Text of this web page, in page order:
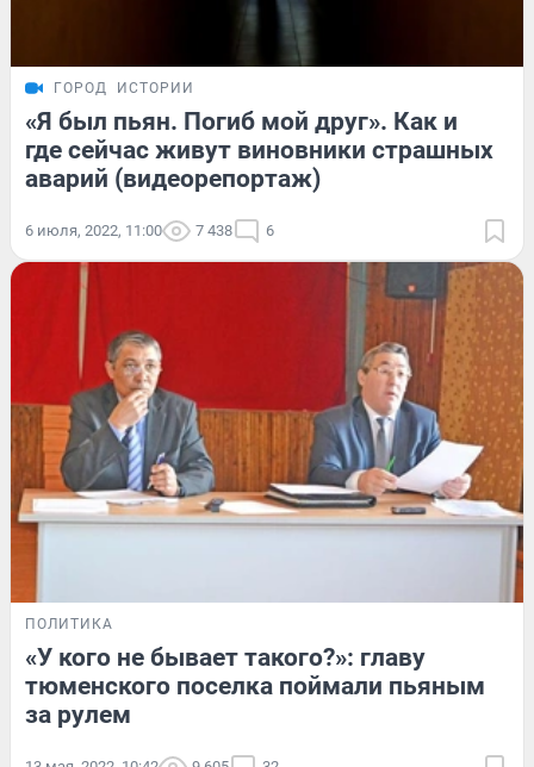
ГОРОД ИСТОРИИ
«Я был пьян. Погиб мой друг». Как и
где сейчас живут виновники страшных
аварий (видеорепортаж)
6 июля, 2022, 11:00 7 438 6
ПОЛИТИКА
«У кого не бывает такого?»: главу
тюменского поселка поймали пьяным
за рулем